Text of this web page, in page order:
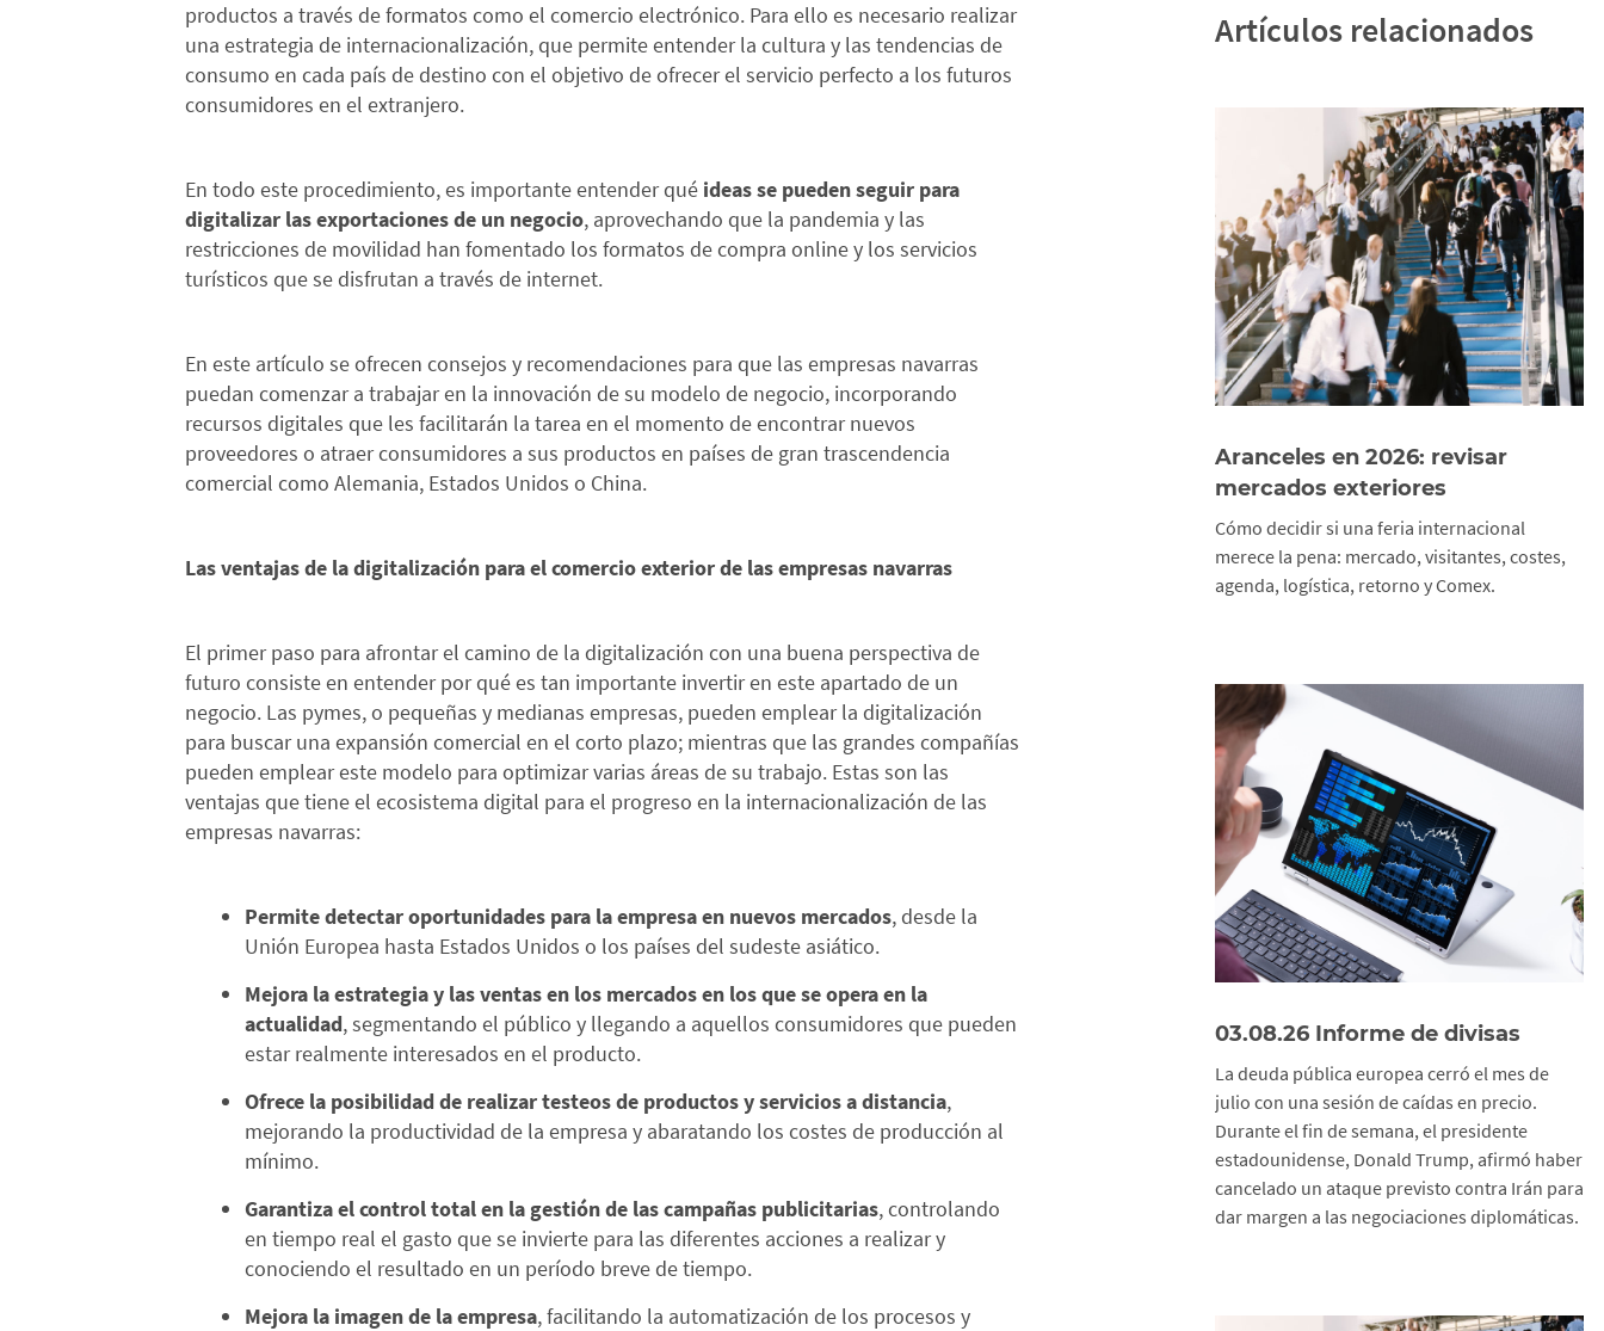
productos a través de formatos como el comercio electrónico. Para ello es necesario realizar
una estrategia de internacionalización, que permite entender la cultura y las tendencias de
consumo en cada país de destino con el objetivo de ofrecer el servicio perfecto a los futuros
consumidores en el extranjero.
En todo este procedimiento, es importante entender qué ideas se pueden seguir para
digitalizar las exportaciones de un negocio, aprovechando que la pandemia y las
restricciones de movilidad han fomentado los formatos de compra online y los servicios
turísticos que se disfrutan a través de internet.
En este artículo se ofrecen consejos y recomendaciones para que las empresas navarras
puedan comenzar a trabajar en la innovación de su modelo de negocio, incorporando
recursos digitales que les facilitarán la tarea en el momento de encontrar nuevos
proveedores o atraer consumidores a sus productos en países de gran trascendencia
comercial como Alemania, Estados Unidos o China.
Las ventajas de la digitalización para el comercio exterior de las empresas navarras
El primer paso para afrontar el camino de la digitalización con una buena perspectiva de
futuro consiste en entender por qué es tan importante invertir en este apartado de un
negocio. Las pymes, o pequeñas y medianas empresas, pueden emplear la digitalización
para buscar una expansión comercial en el corto plazo; mientras que las grandes compañías
pueden emplear este modelo para optimizar varias áreas de su trabajo. Estas son las
ventajas que tiene el ecosistema digital para el progreso en la internacionalización de las
empresas navarras:
Permite detectar oportunidades para la empresa en nuevos mercados, desde la
Unión Europea hasta Estados Unidos o los países del sudeste asiático.
Mejora la estrategia y las ventas en los mercados en los que se opera en la
actualidad, segmentando el público y llegando a aquellos consumidores que pueden
estar realmente interesados en el producto.
Ofrece la posibilidad de realizar testeos de productos y servicios a distancia,
mejorando la productividad de la empresa y abaratando los costes de producción al
mínimo.
Garantiza el control total en la gestión de las campañas publicitarias, controlando
en tiempo real el gasto que se invierte para las diferentes acciones a realizar y
conociendo el resultado en un período breve de tiempo.
Mejora la imagen de la empresa, facilitando la automatización de los procesos y
Artículos relacionados
Aranceles en 2026: revisar
mercados exteriores
Cómo decidir si una feria internacional
merece la pena: mercado, visitantes, costes,
agenda, logística, retorno y Comex.
03.08.26 Informe de divisas
La deuda pública europea cerró el mes de
julio con una sesión de caídas en precio.
Durante el fin de semana, el presidente
estadounidense, Donald Trump, afirmó haber
cancelado un ataque previsto contra Irán para
dar margen a las negociaciones diplomáticas.